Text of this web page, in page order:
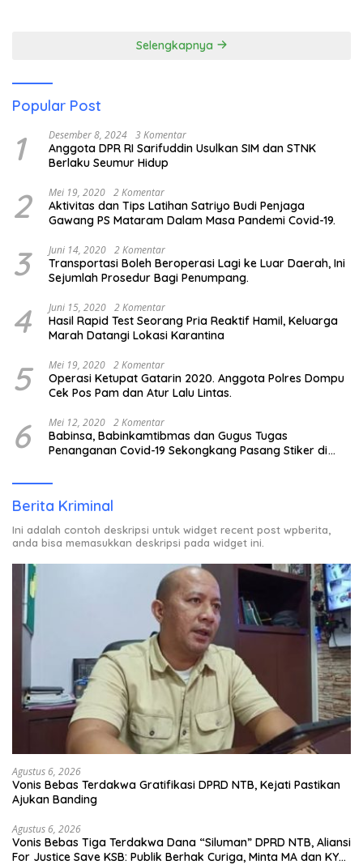
Selengkapnya
Popular Post
1 Desember 8, 2024 3 Komentar
Anggota DPR RI Sarifuddin Usulkan SIM dan STNK
Berlaku Seumur Hidup
2 Mei 19, 2020 2 Komentar
Aktivitas dan Tips Latihan Satriyo Budi Penjaga
Gawang PS Mataram Dalam Masa Pandemi Covid-19.
3 Juni 14, 2020 2 Komentar
Transportasi Boleh Beroperasi Lagi ke Luar Daerah, Ini
Sejumlah Prosedur Bagi Penumpang.
4 Juni 15, 2020 2 Komentar
Hasil Rapid Test Seorang Pria Reaktif Hamil, Keluarga
Marah Datangi Lokasi Karantina
5 Mei 19, 2020 2 Komentar
Operasi Ketupat Gatarin 2020. Anggota Polres Dompu
Cek Pos Pam dan Atur Lalu Lintas.
6 Mei 12, 2020 2 Komentar
Babinsa, Babinkamtibmas dan Gugus Tugas
Penanganan Covid-19 Sekongkang Pasang Stiker di
Berita Kriminal
Ini adalah contoh deskripsi untuk widget recent post wpberita,
anda bisa memasukkan deskripsi pada widget ini.
Agustus 6, 2026
Vonis Bebas Terdakwa Gratifikasi DPRD NTB, Kejati Pastikan
Ajukan Banding
Agustus 6, 2026
Vonis Bebas Tiga Terdakwa Dana “Siluman” DPRD NTB, Aliansi
For Justice Save KSB: Publik Berhak Curiga, Minta MA dan KY